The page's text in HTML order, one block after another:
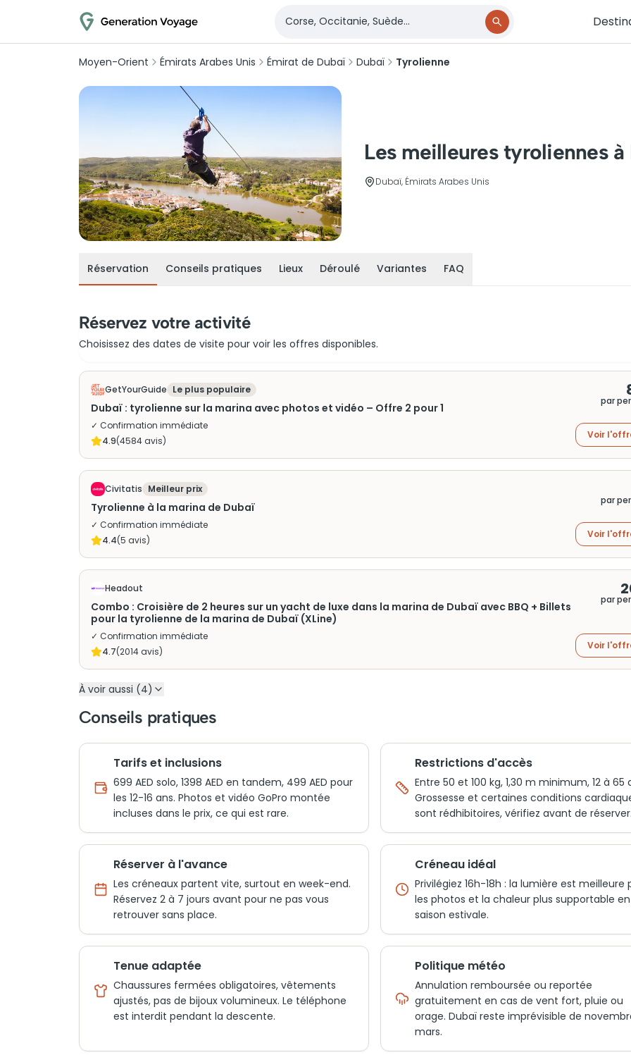
Moyen-Orient Émirats Arabes Unis Émirat de Dubaï Dubaï Tyrolienne
Les meilleures tyroliennes à
Dubaï, Émirats Arabes Unis
Réservation Conseils pratiques Lieux Déroulé Variantes FAQ
Réservez votre activité
Choisissez des dates de visite pour voir les offres disponibles.
GetYourGuide Le plus populaire
Dubaï : tyrolienne sur la marina avec photos et vidéo – Offre 2 pour 1
✓ Confirmation immédiate
4.9(4584avis)
par
Voir
Civitatis Meilleur prix
Tyrolienne à la marina de Dubaï
✓ Confirmation immédiate
4.4(5 avis)
par
Voir
Headout
Combo : Croisière de 2 heures sur un yacht de luxe dans la marina de Dubaï avec BBQ + Billets
pour la tyrolienne de la marina de Dubaï (XLine)
✓ Confirmation immédiate
4.7(2014avis)
par
Voir
À voir aussi (4)
Conseils pratiques
Tarifs et inclusions
699 AED solo, 1398 AED en tandem, 499 AED pour
les 12-16 ans. Photos et vidéo GoPro montée
incluses dans le prix, ce qui est rare.
Restrictions d'accès
Entre 50 et 100 kg, 1,30 m minimum, 12 à 65
Grossesse et certaines conditions
sont rédhibitoires, vérifiez avant de réserver.
Réserver à l'avance
Les créneaux partent vite, surtout en week-end.
Réservez 2 à 7 jours avant pour ne pas vous
retrouver sans place.
Créneau idéal
Privilégiez 16h-18h : la lumière est meilleure
les photos et la chaleur plus supportable en
saison estivale.
Tenue adaptée
Chaussures fermées obligatoires, vêtements
ajustés, pas de bijoux volumineux. Le téléphone
est interdit pendant la descente.
Politique météo
Annulation remboursée ou reportée
gratuitement en cas de vent fort, pluie ou
orage. Dubaï reste imprévisible de
mars.